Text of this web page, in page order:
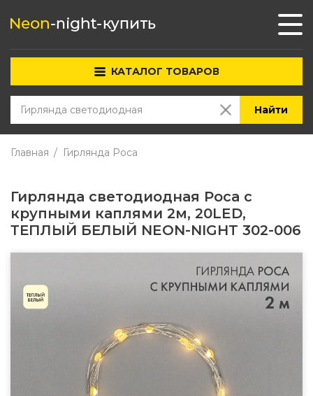
КАТАЛОГ ТОВАРОВ
Найти
Главная Гирлянда Роса
Гирлянда светодиодная Роса с
крупными каплями 2м, 20LED,
ТЕПЛЫЙ БЕЛЫЙ NEON-NIGHT 302-006